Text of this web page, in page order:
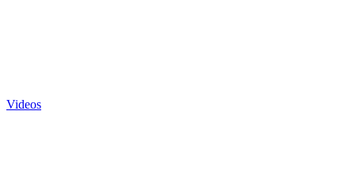
Videos